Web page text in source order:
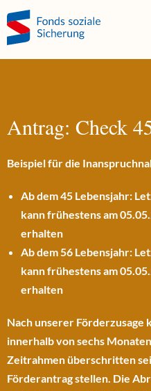
Antrag: Check
Beispiel für die
Ab dem 45 Lebensjahr:
kann frühestens am
erhalten
Ab dem 56 Lebensjahr:
kann frühestens am
erhalten
Nach unserer Förderzusage
innerhalb von sechs
Zeitrahmen überschritten
Förderantrag stellen. Die